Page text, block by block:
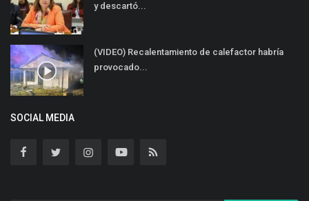
y descartó...
(VIDEO) Recalentamiento de calefactor habría
provocado...
SOCIAL MEDIA